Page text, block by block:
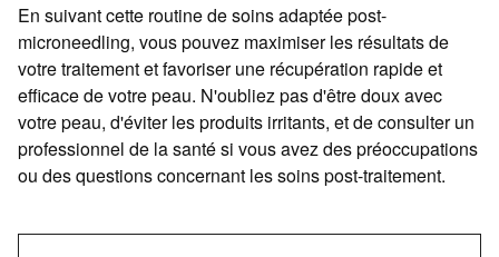
En suivant cette routine de soins adaptée post-
microneedling, vous pouvez maximiser les résultats de
votre traitement et favoriser une récupération rapide et
efficace de votre peau. N'oubliez pas d'être doux avec
votre peau, d'éviter les produits irritants, et de consulter un
professionnel de la santé si vous avez des préoccupations
ou des questions concernant les soins post-traitement.